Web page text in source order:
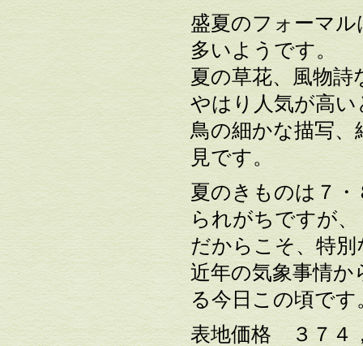
盛夏のフォーマ
多いようです。
夏の草花、風物
やはり人気が高
鳥の細かな描写、
見です。
夏のきものは７
られがちですが、
だからこそ、特
近年の気象事情
る今日この頃です
表地価格 ３７４